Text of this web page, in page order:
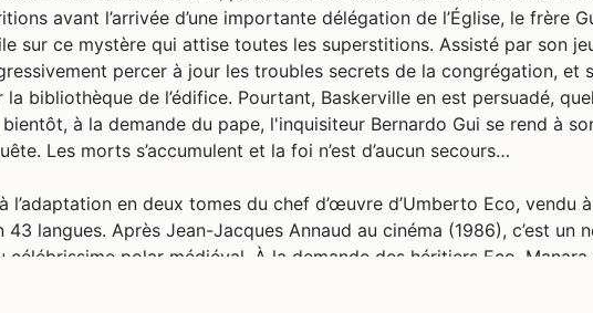
avant l’arrivée d’une importante délégation de l’Église, le frère
sur ce mystère qui attise toutes les superstitions. Assisté par son
percer à jour les troubles secrets de la congrégation, et
bibliothèque de l’édifice. Pourtant, Baskerville en est persuadé,
à la demande du pape, l'inquisiteur Bernardo Gui se rend à
Les morts s’accumulent et la foi n’est d’aucun secours…
l’adaptation en deux tomes du chef d’œuvre d’Umberto Eco, vendu
langues. Après Jean-Jacques Annaud au cinéma (1986), c’est un
célébrissime polar médiéval. À la demande des héritiers Eco, Manara
de l’œuvre, et a pour cela choisi un triple parti pris graphique très